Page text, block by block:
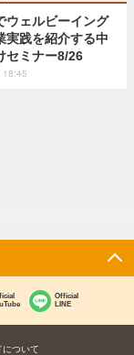
ウェルビーイング
実践を紹介する中
セミナー8/26
18:45
Official
LINE
について